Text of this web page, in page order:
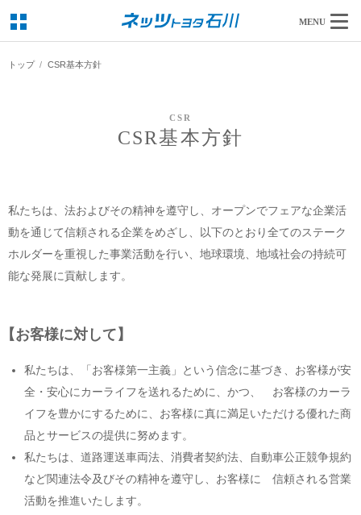
MENU
トップ CSR基本方針
CSR
CSR基本方針
私たちは、法およびその精神を遵守し、オープンでフェアな企業活
動を通じて信頼される企業をめざし、以下のとおり全てのステーク
ホルダーを重視した事業活動を行い、地球環境、地域社会の持続可
能な発展に貢献します。
【お客様に対して】
私たちは、「お客様第一主義」という信念に基づき、お客様が安
全・安心にカーライフを送れるために、かつ、 お客様のカーラ
イフを豊かにするために、お客様に真に満足いただける優れた商
品とサービスの提供に努めます。
私たちは、道路運送車両法、消費者契約法、自動車公正競争規約
など関連法令及びその精神を遵守し、お客様に 信頼される営業
活動を推進いたします。